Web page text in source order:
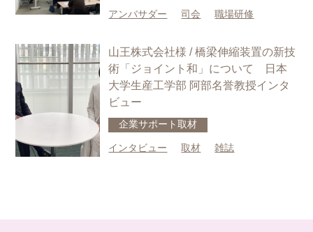
アンバサダー 司会 職場研修
山王株式会社様 / 橋梁伸縮装置の新技
術「ジョイント和」について 日本
大学生産工学部 阿部名誉教授インタ
ビュー
企業サポート取材
インタビュー 取材 雑誌